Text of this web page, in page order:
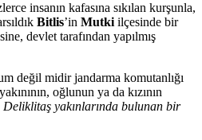
insanın kafasına sıkılan kurşunla,
Bitlis’in Mutki ilçesinde bir
devlet tarafından yapılmış
değil midir jandarma komutanlığı
oğlunun ya da kızının
Deliklitaş yakınlarında bulunan bir